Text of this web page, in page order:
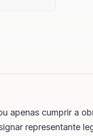
apenas cumprir a
representante